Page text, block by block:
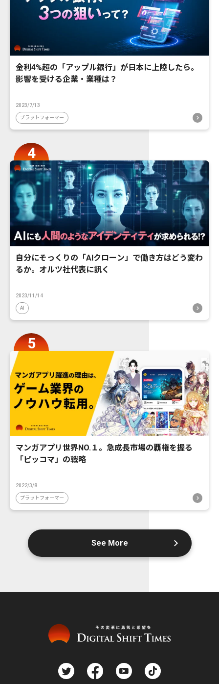
金利4%超の「アップル銀行」が日本に上陸したら。
影響を受ける企業・業種は？
2023/7/13
プラットフォーマー
自分にそっくりの「AIクローン」で働き方はどう変わ
るか。オルツ社代表に訊く
2023/11/14
AI
マンガアプリ世界NO.１。急成長市場の覇権を握る
「ピッコマ」の戦略
2022/3/8
プラットフォーマー
See More